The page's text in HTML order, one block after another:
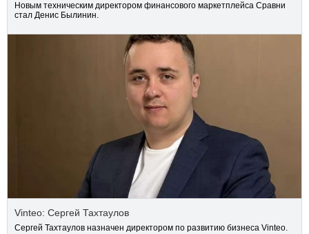
Новым техническим директором финансового маркетплейса Сравни
стал Денис Былинин.
Vinteo: Сергей Тахтаулов
Сергей Тахтаулов назначен директором по развитию бизнеса Vinteo.